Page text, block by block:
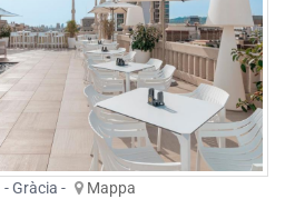
- Gràcia -
Mappa